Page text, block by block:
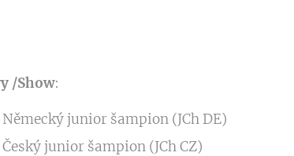
/Show:
Německý junior šampion (JCh DE)
Český junior šampion (JCh CZ)